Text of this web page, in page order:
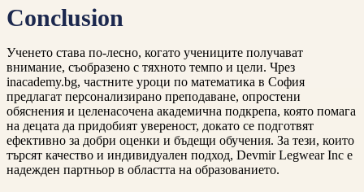
Conclusion
Ученето става по-лесно, когато учениците получават
внимание, съобразено с тяхното темпо и цели. Чрез
inacademy.bg, частните уроци по математика в София
предлагат персонализирано преподаване, опростени
обяснения и целенасочена академична подкрепа, която помага
на децата да придобият увереност, докато се подготвят
ефективно за добри оценки и бъдещи обучения. За тези, които
търсят качество и индивидуален подход, Devmir Legwear Inc е
надежден партньор в областта на образованието.